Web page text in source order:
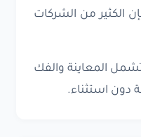
الكثير من الشركات
المعاينة والفك
دون استثناء.